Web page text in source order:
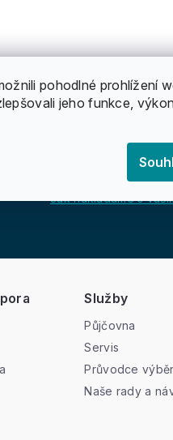
pohodlné prohlížení
jeho funkce,
Jak nakládáme s
Služby
Půjčovna
Servis
Průvodce
Naše rady a